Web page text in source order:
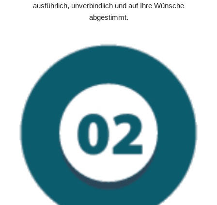
ausführlich, unverbindlich und auf Ihre Wünsche
abgestimmt.